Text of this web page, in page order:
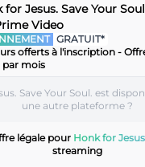
for Jesus. Save Your
Video
GRATUIT*
offerts à l'inscription -
par mois
Save Your Soul. est
une autre plateforme ?
légale pour Honk for
streaming